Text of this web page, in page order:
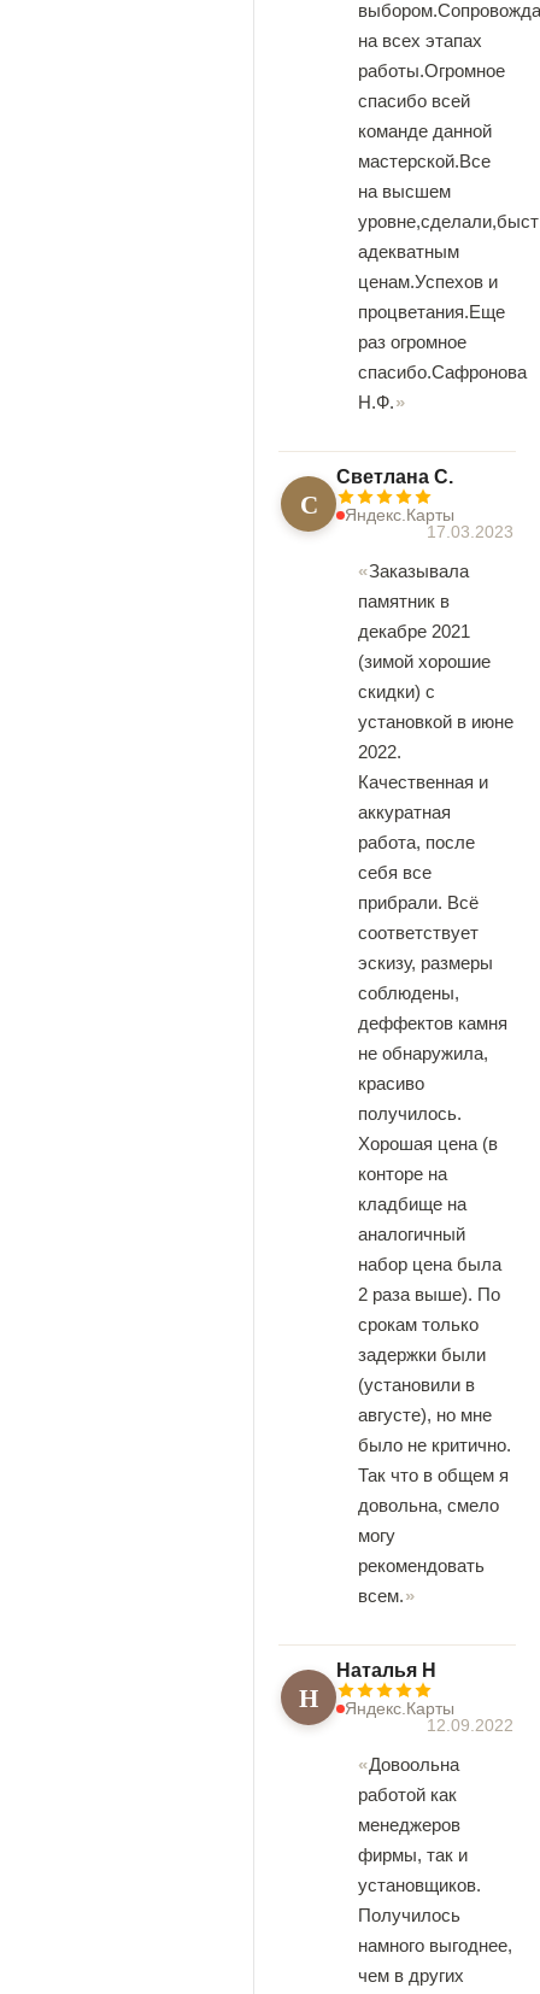
на всех этапах
работы.Огромное
спасибо всей
команде данной
мастерской.Все
на высшем
адекватным
ценам.Успехов и
процветания.Еще
раз огромное
спасибо.Сафронова
Н.Ф.
С
Светлана С.
Яндекс.Карты
17.03.2023
Заказывала
памятник в
декабре 2021
(зимой хорошие
скидки) с
установкой в июне
2022.
Качественная и
аккуратная
работа, после
себя все
прибрали. Всë
соответствует
эскизу, размеры
соблюдены,
деффектов камня
не обнаружила,
красиво
получилось.
Хорошая цена (в
конторе на
кладбище на
аналогичный
набор цена была
2 раза выше). По
срокам только
задержки были
(установили в
августе), но мне
было не критично.
Так что в общем я
довольна, смело
могу
рекомендовать
всем.
Н
Наталья Н
Яндекс.Карты
12.09.2022
Довоольна
работой как
менеджеров
фирмы, так и
установщиков.
Получилось
намного выгоднее,
чем в других